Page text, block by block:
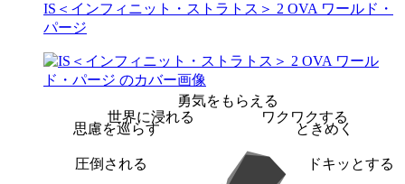
IS＜インフィニット・ストラトス＞ 2 OVA ワールド・
パージ
勇気をもらえる
ワクワクする
ときめく
ドキッとする
圧倒される
思慮を巡らす
世界に浸れる